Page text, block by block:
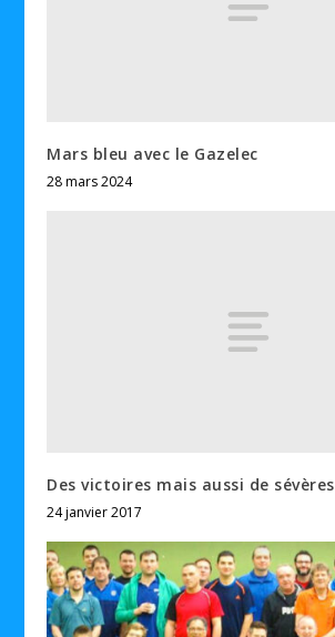
Mars bleu avec le Gazelec
28 mars 2024
Des victoires mais aussi de
24 janvier 2017